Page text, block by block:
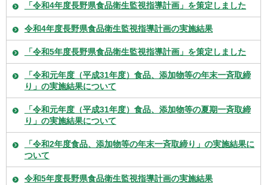
「令和4年度長野県食品衛生監視指導計画」を策定しました
令和4年度長野県食品衛生監視指導計画の実施結果
「令和5年度長野県食品衛生監視指導計画」を策定しました
「令和元年度（平成31年度）食品、添加物等の年末一斉取締
り」の実施結果について
「令和元年度（平成31年度）食品、添加物等の夏期一斉取締
り」の実施結果について
「令和2年度食品、添加物等の年末一斉取締り」の実施結果に
ついて
令和5年度長野県食品衛生監視指導計画の実施結果